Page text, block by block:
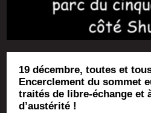
19 décembre, toutes et
Encerclement du sommet
traités de libre-échange et
d’austérité !